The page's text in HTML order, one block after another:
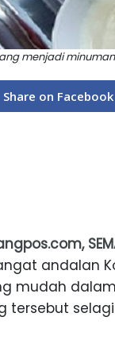
menjadi
Share on Facebook
andalan
mudah
tersebut